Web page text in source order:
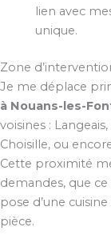
lien avec
unique.
Zone
Je me déplace
à Nouans-les-
voisines :
Choisille, ou
Cette proximité
demandes, que
pose d’une
pièce.